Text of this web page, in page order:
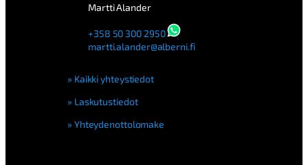
Martti Alander
+358 50 300 2950
martti.alander@alberni.fi
Kaikki yhteystiedot
Laskutustiedot
Yhteydenottolomake